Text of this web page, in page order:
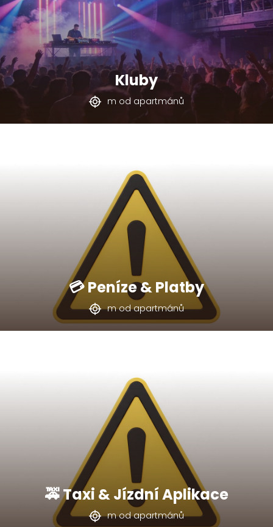
Kluby
m od apartmánů
💳 Peníze & Platby
m od apartmánů
🚕 Taxi & Jízdní Aplikace
m od apartmánů